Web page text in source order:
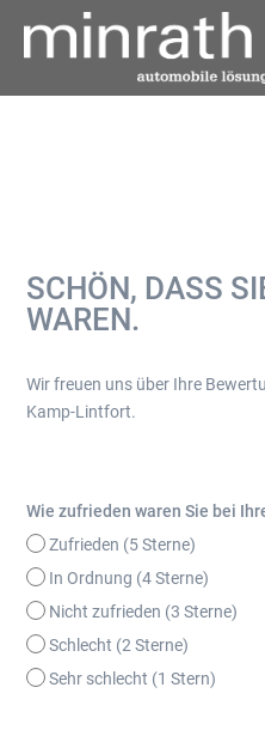
SCHÖN, DASS
WAREN.
Wir freuen uns über Ihre
Kamp-Lintfort.
Wie zufrieden waren Sie bei
Zufrieden (5 Sterne)
In Ordnung (4 Sterne)
Nicht zufrieden (3 Sterne)
Schlecht (2 Sterne)
Sehr schlecht (1 Stern)